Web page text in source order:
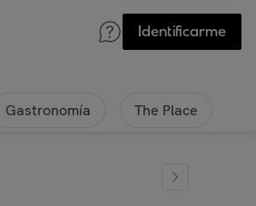
Identificarme
Gastronomía The Place